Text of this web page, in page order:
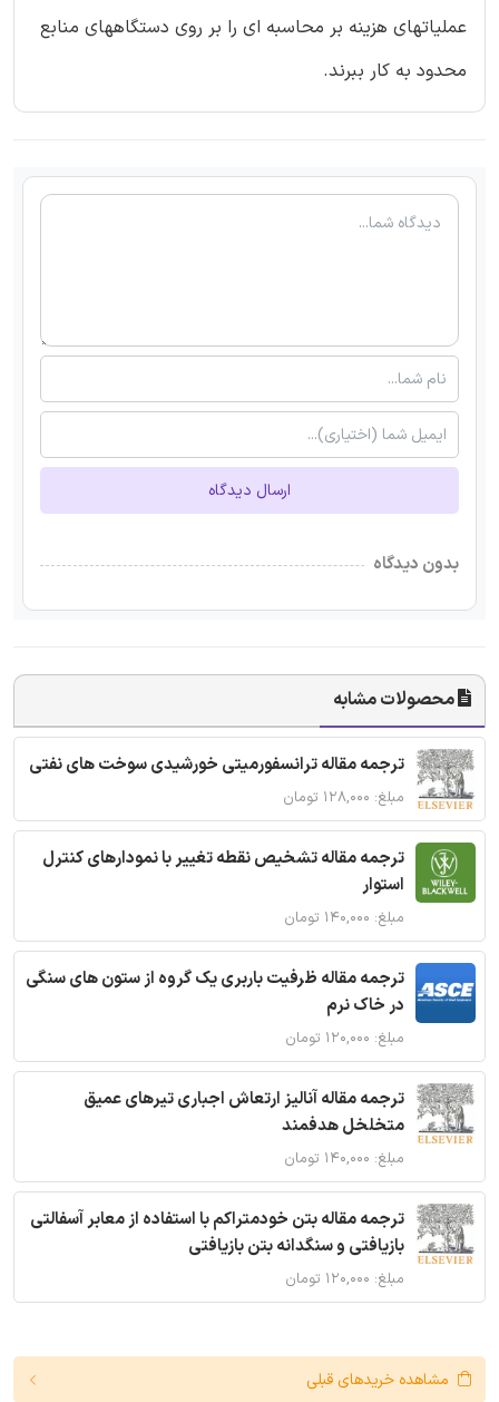
عملیاتهای هزینه بر محاسبه ای را بر روی دستگاههای منابع
محدود به کار ببرند.
ارسال دیدگاه
بدون دیدگاه
محصولات مشابه
ترجمه مقاله ترانسفورمیتی خورشیدی سوخت های نفتی
مبلغ: ۱۲۸,۰۰۰ تومان
ترجمه مقاله تشخیص نقطه تغییر با نمودارهای کنترل
استوار
مبلغ: ۱۴۰,۰۰۰ تومان
ترجمه مقاله ظرفیت باربری یک گروه از ستون های سنگی
در خاک نرم
مبلغ: ۱۲۰,۰۰۰ تومان
ترجمه مقاله آنالیز ارتعاش اجباری تیرهای عمیق
متخلخل هدفمند
مبلغ: ۱۴۰,۰۰۰ تومان
ترجمه مقاله بتن خودمتراکم با استفاده از معابر آسفالتی
بازیافتی و سنگدانه بتن بازیافتی
مبلغ: ۱۲۰,۰۰۰ تومان
مشاهده خریدهای قبلی